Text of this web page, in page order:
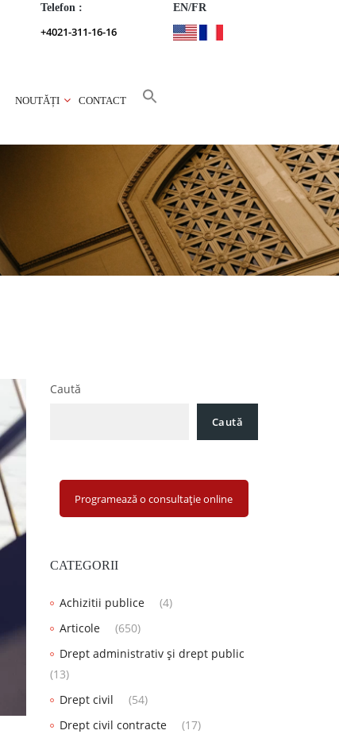
Telefon :
+4021-311-16-16
EN/FR
NOUTĂȚI CONTACT
Caută
Caută
Programează o consultație online
CATEGORII
Achizitii publice
(4)
Articole
(650)
Drept administrativ și drept public
(13)
Drept civil
(54)
Drept civil contracte
(17)